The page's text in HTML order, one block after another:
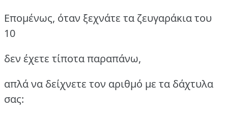
Επομένως, όταν ξεχνάτε τα ζευγαράκια του
10
δεν έχετε τίποτα παραπάνω,
απλά να δείχνετε τον αριθμό με τα δάχτυλα
σας: